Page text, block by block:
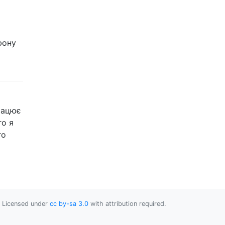
я
Licensed under cc by-sa 3.0 with attribution required.